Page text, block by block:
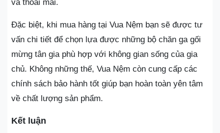
và thoải mái.
Đặc biệt, khi mua hàng tại Vua Nệm bạn sẽ được tư
vấn chi tiết để chọn lựa được những bộ chăn ga gối
mừng tân gia phù hợp với không gian sống của gia
chủ. Không những thế, Vua Nệm còn cung cấp các
chính sách bảo hành tốt giúp bạn hoàn toàn yên tâm
về chất lượng sản phẩm​.
Kết luận